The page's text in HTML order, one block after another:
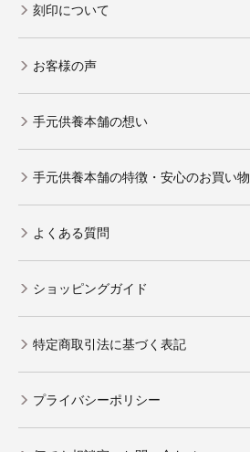
刻印について
お客様の声
手元供養本舗の想い
手元供養本舗の特徴・安心のお買い物
よくある質問
ショッピングガイド
特定商取引法に基づく表記
プライバシーポリシー